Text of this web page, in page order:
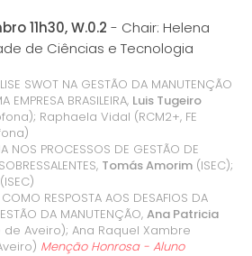
11h30, W.0.2 - Chair: Helena
de Ciências e Tecnologia
SWOT NA GESTÃO DA MANUTENÇÃO
EMPRESA BRASILEIRA, Luis Tugeiro
Raphaela Vidal (RCM2+, FE
NOS PROCESSOS DE GESTÃO DE
Tomás Amorim (ISEC);
COMO RESPOSTA AOS DESAFIOS DA
DA MANUTENÇÃO, Ana Patricia
Aveiro); Ana Raquel Xambre
Menção Honrosa - Aluno